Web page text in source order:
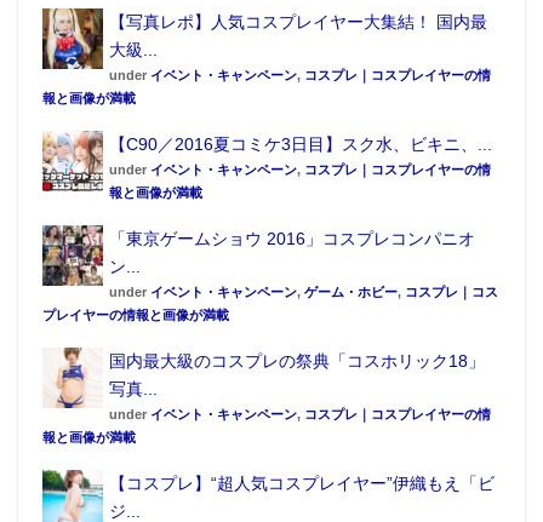
Twitter：@imt_satoyuka
誕生日:9月21日
身長: 163cm
メンバーカラー:紫
特技／趣味:アイドル研究、フリコピ、動画、アニメ、
ゲーム、旅行、ミュージカル、雪遊び、アクティブな
こと
まだまだダメだと思う反省点はたくさんなんですけ
ど、やっぱりライブって本当に楽しい！って感じまし
動画の配信者としても頑張りたいです。あと私はアイ
ドル自体が大好きなので、自分のことに憧れて『アイ
ドルになりたい』って思ってもらえるような存在にな
りたいですね
【写真レポ】人気コスプレイヤー大集結！ 国内最
大級...
under イベント・キャンペーン, コスプレ｜コスプレイヤーの情
報と画像が満載
【C90／2016夏コミケ3日目】スク水、ビキニ、...
under イベント・キャンペーン, コスプレ｜コスプレイヤーの情
報と画像が満載
「東京ゲームショウ 2016」コスプレコンパニオ
ン...
under イベント・キャンペーン, ゲーム・ホビー, コスプレ｜コス
プレイヤーの情報と画像が満載
国内最大級のコスプレの祭典「コスホリック18」
写真...
under イベント・キャンペーン, コスプレ｜コスプレイヤーの情
報と画像が満載
【コスプレ】“超人気コスプレイヤー”伊織もえ「ビ
ジ...